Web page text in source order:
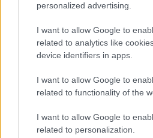
personalized advertising.
I want to allow Google to
related to analytics like
device identifiers in apps.
I want to allow Google to
related to functionality of the
I want to allow Google to
related to personalization.
Martina Agostina